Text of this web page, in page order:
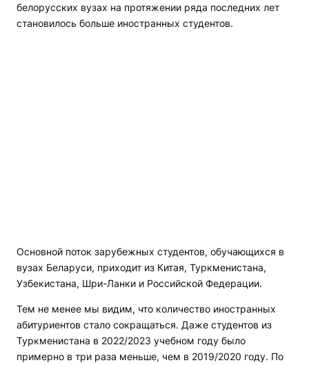
белорусских вузах на протяжении ряда последних лет
становилось больше иностранных студентов.
Основной поток зарубежных студентов, обучающихся в
вузах Беларуси, приходит из Китая, Туркменистана,
Узбекистана, Шри-Ланки и Российской Федерации.
Тем не менее мы видим, что количество иностранных
абитуриентов стало сокращаться. Даже студентов из
Туркменистана в 2022/2023 учебном году было
примерно в три раза меньше, чем в 2019/2020 году. По